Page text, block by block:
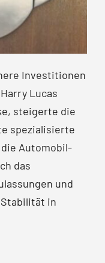
Investitionen
Lucas
steigerte die
spezialisierte
die Automobil­
das
und
in